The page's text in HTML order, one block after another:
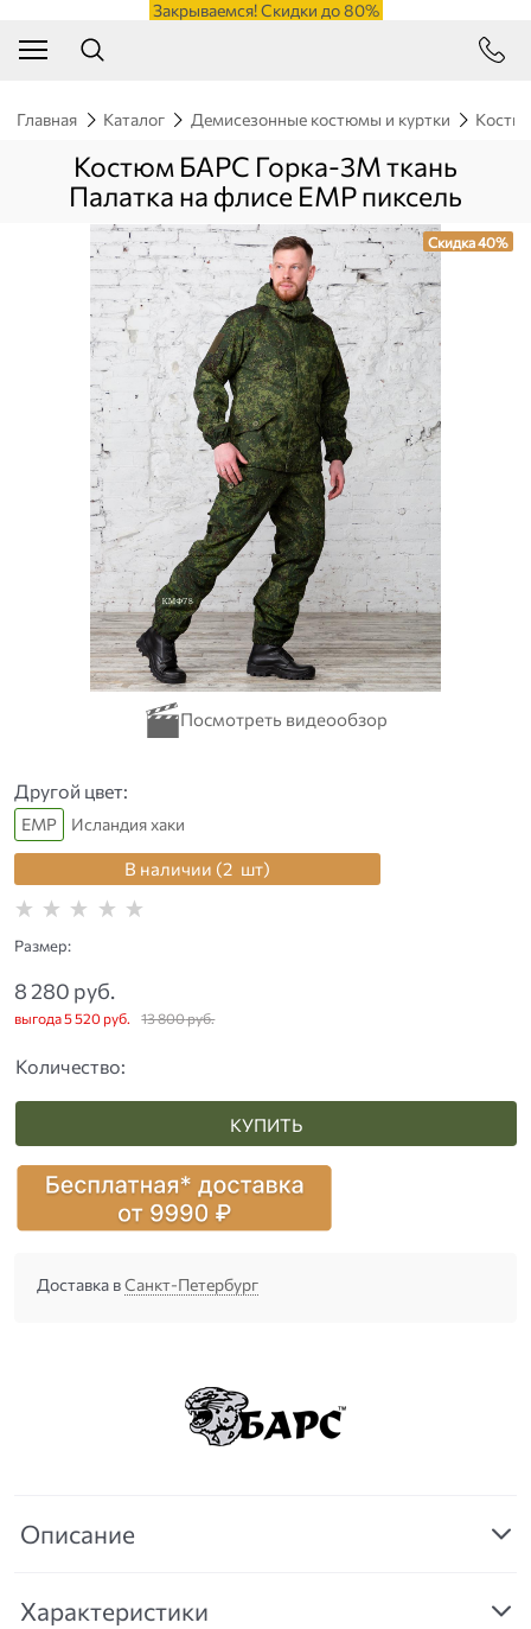
Закрываемся! Скидки до 80%
Главная Каталог Демисезонные костюмы и куртки
Костюм БАРС Горка-3М ткань
Палатка на флисе ЕМР пиксель
Скидка 40%
Другой цвет:
ЕМР Исландия хаки
В наличии (2 шт)
Размер:
13 800 руб.
8 280 руб.
выгода5 520 руб.
Количество:
КУПИТЬ
Доставка вСанкт-Петербург
Описание
Характеристики